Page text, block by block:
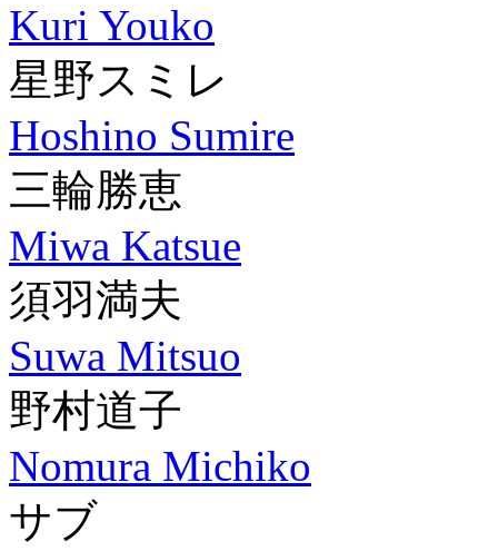
Kuri Youko
星野スミレ
Hoshino Sumire
三輪勝恵
Miwa Katsue
須羽満夫
Suwa Mitsuo
野村道子
Nomura Michiko
サブ